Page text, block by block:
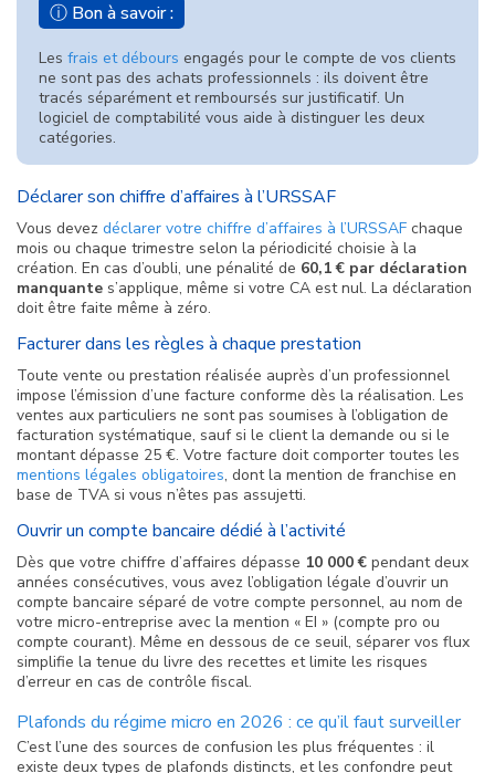
ⓘ Bon à savoir :
Les frais et débours engagés pour le compte de vos clients
ne sont pas des achats professionnels : ils doivent être
tracés séparément et remboursés sur justificatif. Un
logiciel de comptabilité vous aide à distinguer les deux
catégories.
Déclarer son chiffre d’affaires à l’URSSAF
Vous devez déclarer votre chiffre d’affaires à l’URSSAF chaque
mois ou chaque trimestre selon la périodicité choisie à la
création. En cas d’oubli, une pénalité de 60,1 € par déclaration
manquante s’applique, même si votre CA est nul. La déclaration
doit être faite même à zéro.
Facturer dans les règles à chaque prestation
Toute vente ou prestation réalisée auprès d’un professionnel
impose l’émission d’une facture conforme dès la réalisation. Les
ventes aux particuliers ne sont pas soumises à l’obligation de
facturation systématique, sauf si le client la demande ou si le
montant dépasse 25 €. Votre facture doit comporter toutes les
mentions légales obligatoires, dont la mention de franchise en
base de TVA si vous n’êtes pas assujetti.
Ouvrir un compte bancaire dédié à l’activité
Dès que votre chiffre d’affaires dépasse 10 000 € pendant deux
années consécutives, vous avez l’obligation légale d’ouvrir un
compte bancaire séparé de votre compte personnel, au nom de
votre micro-entreprise avec la mention « EI » (compte pro ou
compte courant). Même en dessous de ce seuil, séparer vos flux
simplifie la tenue du livre des recettes et limite les risques
d’erreur en cas de contrôle fiscal.
Plafonds du régime micro en 2026 : ce qu’il faut surveiller
C’est l’une des sources de confusion les plus fréquentes : il
existe deux types de plafonds distincts, et les confondre peut